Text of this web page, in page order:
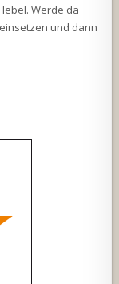
Werde da
und dann